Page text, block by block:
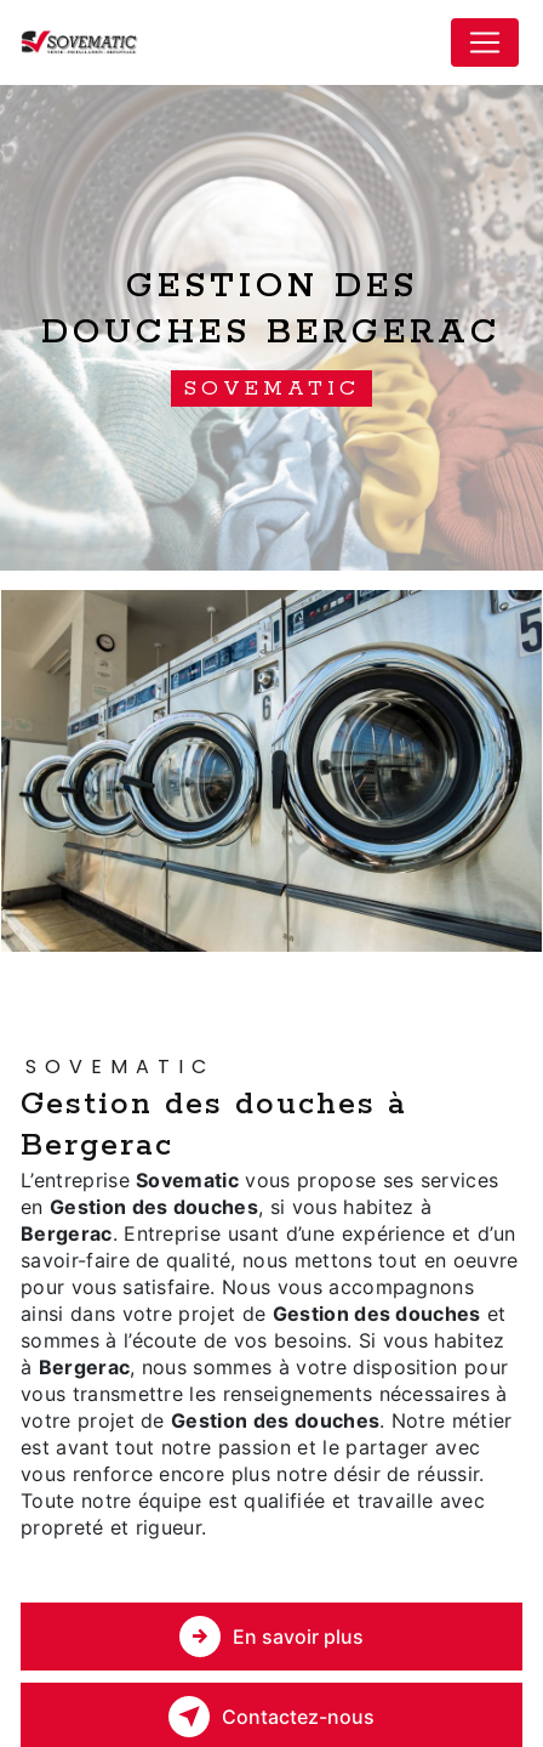
GESTION DES
DOUCHES BERGERAC
SOVEMATIC
SOVEMATIC
Gestion des douches à
Bergerac
L’entrepriseSovematic vous propose ses services
en Gestion des douches, si vous habitez à
Bergerac. Entreprise usant d’une expérience et d’un
savoir-faire de qualité, nous mettons tout en oeuvre
pour vous satisfaire. Nous vous accompagnons
ainsi dans votre projet de Gestion des douches et
sommes à l’écoute de vos besoins. Si vous habitez
à Bergerac, nous sommes à votre disposition pour
vous transmettre les renseignements nécessaires à
votre projet deGestion des douches. Notre métier
est avant tout notre passion et le partager avec
vous renforce encore plus notre désir de réussir.
Toute notre équipe est qualifiée et travaille avec
propreté et rigueur.
En savoir plus
Contactez-nous